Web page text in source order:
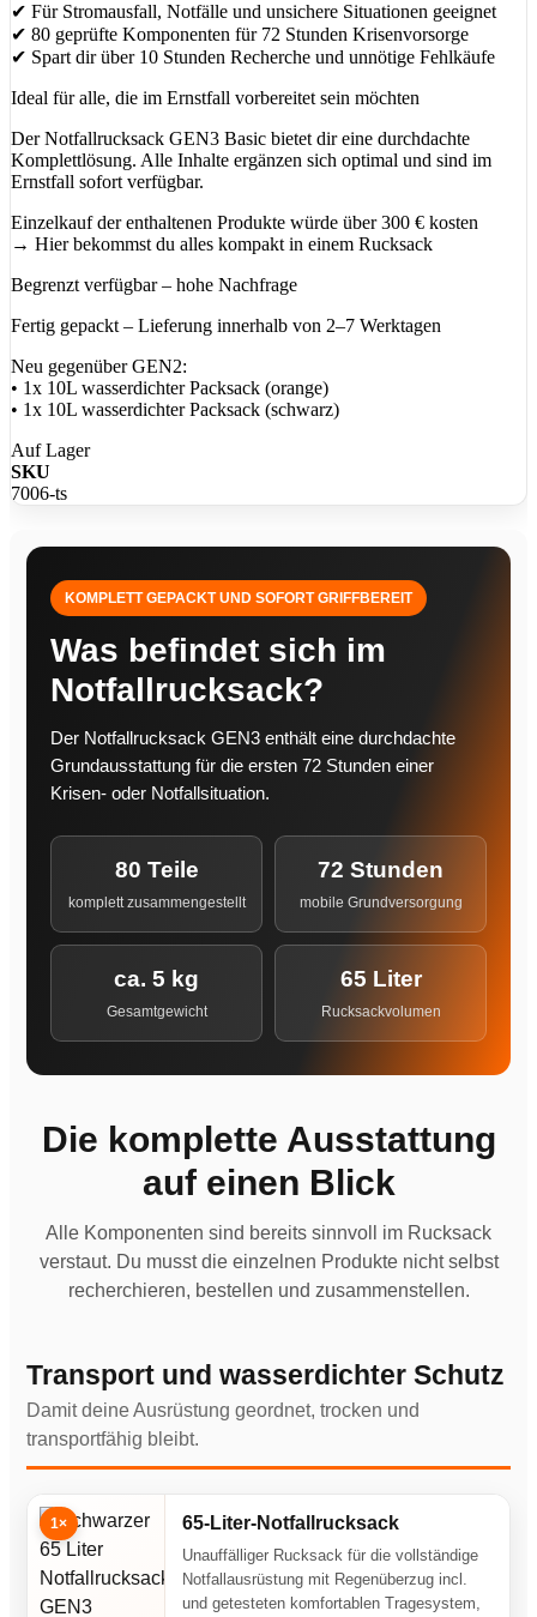
✔ Für Stromausfall, Notfälle und unsichere Situationen geeignet
✔ 80 geprüfte Komponenten für 72 Stunden Krisenvorsorge
✔ Spart dir über 10 Stunden Recherche und unnötige Fehlkäufe
Ideal für alle, die im Ernstfall vorbereitet sein möchten
Der Notfallrucksack GEN3 Basic bietet dir eine durchdachte
Komplettlösung. Alle Inhalte ergänzen sich optimal und sind im
Ernstfall sofort verfügbar.
Einzelkauf der enthaltenen Produkte würde über 300 € kosten
→ Hier bekommst du alles kompakt in einem Rucksack
Begrenzt verfügbar – hohe Nachfrage
Fertig gepackt – Lieferung innerhalb von 2–7 Werktagen
Neu gegenüber GEN2:
• 1x 10L wasserdichter Packsack (orange)
• 1x 10L wasserdichter Packsack (schwarz)
Auf Lager
SKU
7006-ts
KOMPLETT GEPACKT UND SOFORT GRIFFBEREIT
Was befindet sich im
Notfallrucksack?
Der Notfallrucksack GEN3 enthält eine durchdachte
Grundausstattung für die ersten 72 Stunden einer
Krisen- oder Notfallsituation.
80 Teile
komplett zusammengestellt
72 Stunden
mobile Grundversorgung
ca. 5 kg
Gesamtgewicht
65 Liter
Rucksackvolumen
Die komplette Ausstattung
auf einen Blick
Alle Komponenten sind bereits sinnvoll im Rucksack
verstaut. Du musst die einzelnen Produkte nicht selbst
recherchieren, bestellen und zusammenstellen.
Transport und wasserdichter Schutz
Damit deine Ausrüstung geordnet, trocken und
transportfähig bleibt.
1× 65-Liter-Notfallrucksack
Unauffälliger Rucksack für die vollständige
Notfallausrüstung mit Regenüberzug incl.
und getesteten komfortablen Tragesystem,